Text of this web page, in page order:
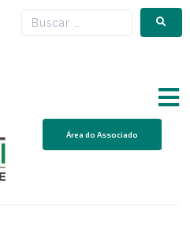
Área do Associado